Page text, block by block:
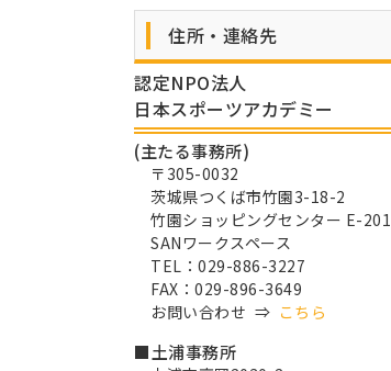
住所・連絡先
認定NPO法人
日本スポーツアカデミー
(主たる事務所)
〒305-0032
茨城県つくば市竹園3-18-2
竹園ショッピングセンター E-201
SANワークスペース
TEL：029-886-3227
FAX：029-896-3649
お問い合わせ ⇒ こちら
■土浦事務所